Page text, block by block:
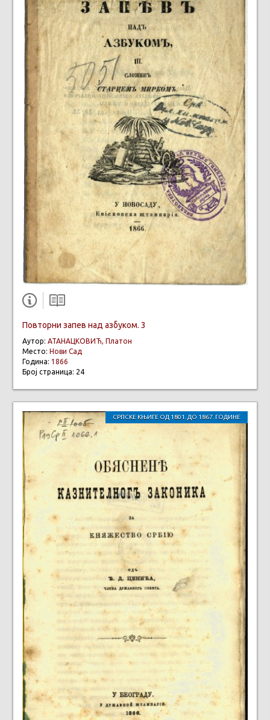
Повторни запев над азбуком. 3
Аутор: АТАНАЦКОВИЋ, Платон
Место: Нови Сад
Година: 1866
Број страница: 24
СРПСКЕ КЊИГЕ ОД 1801. ДО 1867. ГОДИНЕ